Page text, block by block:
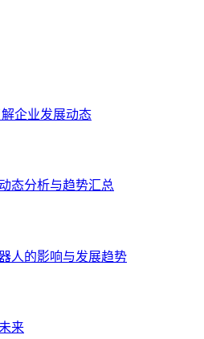
企业发展动态
态分析与趋势汇总
人的影响与发展趋势
来